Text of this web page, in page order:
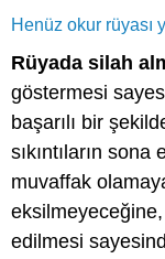
Henüz okur rüyası
Rüyada silah
göstermesi
başarılı bir
sıkıntıların
muvaffak
edilmesi